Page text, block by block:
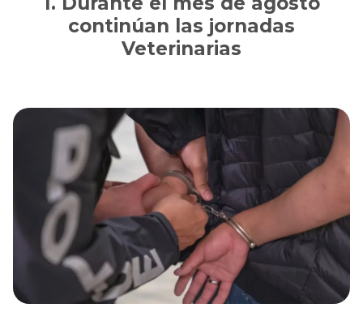
continúan las jornadas
Veterinarias